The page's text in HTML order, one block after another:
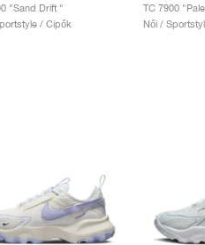
"Sand Drift "
/ Cipők
TC 7900
Női /